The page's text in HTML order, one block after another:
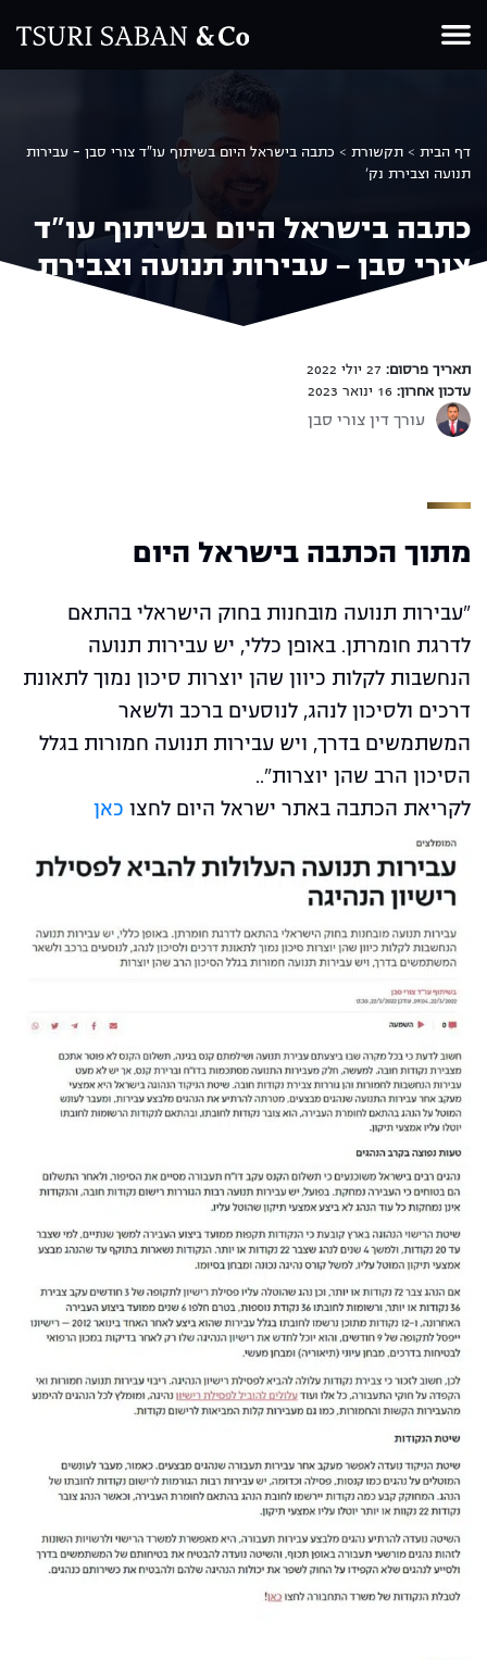
דף הבית > תקשורת > כתבה בישראל היום בשיתוף עו"ד צורי סבן – עבירות
תנועה וצבירת נק'
כתבה בישראל היום בשיתוף עו"ד
צורי סבן – עבירות תנועה וצבירת
תאריך פרסום:
עדכון אחרון:
עורך דין צורי סבן
מתוך הכתבה בישראל היום
"עבירות תנועה מובחנות בחוק הישראלי בהתאם
לדרגת חומרתן. באופן כללי, יש עבירות תנועה
הנחשבות לקלות כיוון שהן יוצרות סיכון נמוך לתאונת
דרכים ולסיכון לנהג, לנוסעים ברכב ולשאר
המשתמשים בדרך, ויש עבירות תנועה חמורות בגלל
הסיכון הרב שהן יוצרות"..
לקריאת הכתבה באתר ישראל היום לחצו כאן